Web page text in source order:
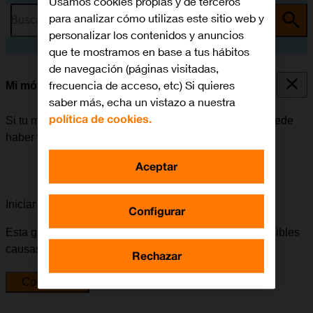
Busca por problema o tema
Mi móvil está bloqueado
Si tu móvil está bloqueado después de encenderlo, puede
haber varias causas al problema.
Iniciar la guía para solucionar tu problema
Esta guía te va a conducir a través de una serie de posibles
causas y soluciones al problema.
Comenzar
para analizar cómo utilizas este sitio web y
personalizar los contenidos y anuncios
que te mostramos en base a tus hábitos
de navegación (páginas visitadas,
frecuencia de acceso, etc) Si quieres
saber más, echa un vistazo a nuestra
política de cookies.
Configurar
Rechazar
Aceptar